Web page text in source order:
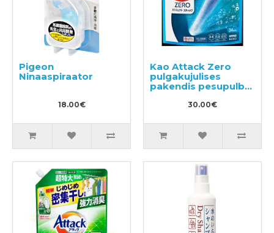
Pigeon
Ninaaspiraator
18.00€
Kao Attack Zero
pulgakujulises
pakendis pesupulber
30.00€